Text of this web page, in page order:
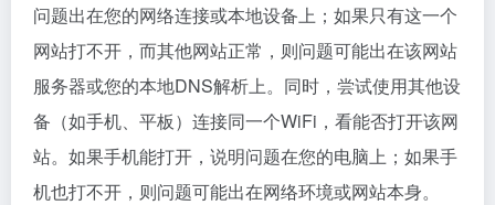
问题出在您的网络连接或本地设备上；如果只有这一个
网站打不开，而其他网站正常，则问题可能出在该网站
服务器或您的本地DNS解析上。同时，尝试使用其他设
备（如手机、平板）连接同一个WiFi，看能否打开该网
站。如果手机能打开，说明问题在您的电脑上；如果手
机也打不开，则问题可能出在网络环境或网站本身。